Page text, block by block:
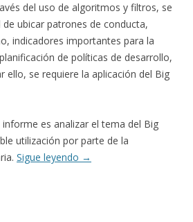
del uso de algoritmos y filtros, se
ubicar patrones de conducta,
indicadores importantes para la
de políticas de desarrollo,
ello, se requiere la aplicación del Big
es analizar el tema del Big
utilización por parte de la
Sigue leyendo →